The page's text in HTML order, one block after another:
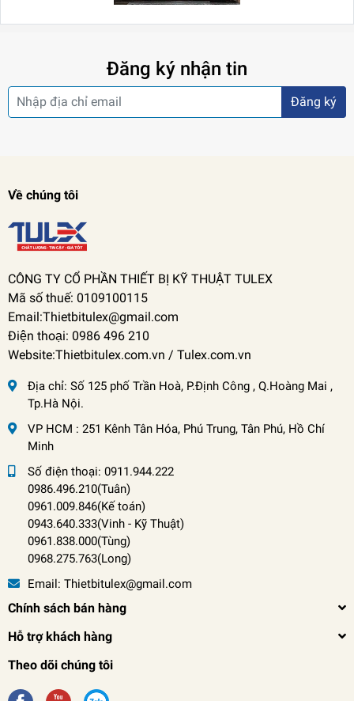
Đăng ký nhận tin
Đăng ký
Về chúng tôi
CÔNG TY CỔ PHẦN THIẾT BỊ KỸ THUẬT TULEX
Mã số thuế: 0109100115
Email:Thietbitulex@gmail.com
Điện thoại: 0986 496 210
Website:Thietbitulex.com.vn / Tulex.com.vn
Địa chỉ: Số 125 phố Trần Hoà, P.Định Công , Q.Hoàng Mai ,
Tp.Hà Nội.
VP HCM : 251 Kênh Tân Hóa, Phú Trung, Tân Phú, Hồ Chí
Minh
Số điện thoại: 0911.944.222
0986.496.210(Tuân)
0961.009.846(Kế toán)
0943.640.333(Vinh - Kỹ Thuật)
0961.838.000(Tùng)
0968.275.763(Long)
Email: Thietbitulex@gmail.com
Chính sách bán hàng
Hỗ trợ khách hàng
Theo dõi chúng tôi